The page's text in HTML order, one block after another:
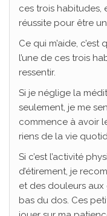
ces trois habitudes,
réussite pour être
Ce qui m’aide,
l’une de ces trois
ressentir.
Si je néglige la
seulement, je me
commence à avoir
riens de la vie
Si c’est l’activité
d’étirement, je
et des douleurs
bas du dos. Ces